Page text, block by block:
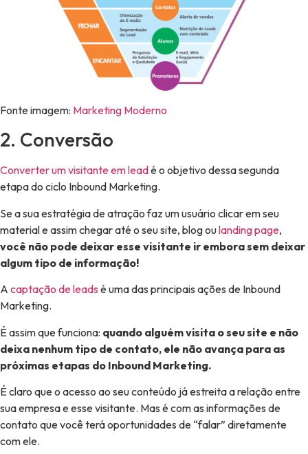
Fonte imagem: Marketing Moderno
2. Conversão
Converter um visitante em leadé o objetivo dessa segunda
etapa do ciclo Inbound Marketing.
Se a sua estratégia de atração faz um usuário clicar em seu
material e assim chegar até o seu site, blog oulanding page,
você não pode deixar esse visitante ir embora sem deixar
algum tipo de informação!
A captação de leads é uma das principais ações de Inbound
Marketing.
É assim que funciona: quando alguém visita o seu site e não
deixa nenhum tipo de contato, ele não avança para as
próximas etapas do Inbound Marketing.
É claro que o acesso ao seu conteúdo já estreita a relação entre
sua empresa e esse visitante. Mas é com as informações de
contato que você terá oportunidades de “falar” diretamente
com ele.